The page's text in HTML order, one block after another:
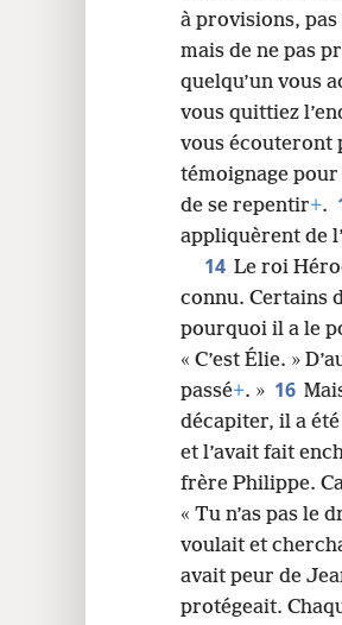
à provisions, pas
mais de ne pas
quelqu’un vous
vous quittiez
vous écouteront
témoignage pour
de se repentir+.
appliquèrent de
14 Le roi
connu. Certains
pourquoi il a le
« C’est Élie. »
passé+. » 16
décapiter, il a
et l’avait fait
frère Philippe.
« Tu n’as pas le
voulait et
avait peur de
protégeait.